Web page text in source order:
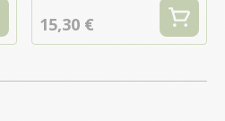
15,30 €